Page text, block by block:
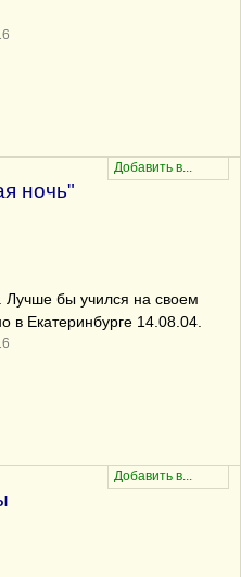
ночь"
Лучше бы учился на своем
в Екатеринбурге 14.08.04.